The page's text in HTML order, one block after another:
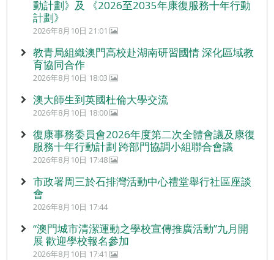
動計劃》及 《2026至2035年康復服務十年行動
計劃》
2026年8月10日 21:01
教青局組織澳門高校赴湖南研習國情 深化區域教
育協同合作
2026年8月10日 18:03
澳大師生到英國杜倫大學交流
2026年8月10日 18:00
復康事務委員會2026年度第二次全體會議及康復
服務十年行動計劃 跨部門協調小組聯合會議
2026年8月10日 17:48
市政署周三於石排灣活動中心禮堂舉行社區座談
會
2026年8月10日 17:44
“澳門城市清潔運動之學校宣傳推廣活動”九月開
展 歡迎學校報名參加
2026年8月10日 17:41